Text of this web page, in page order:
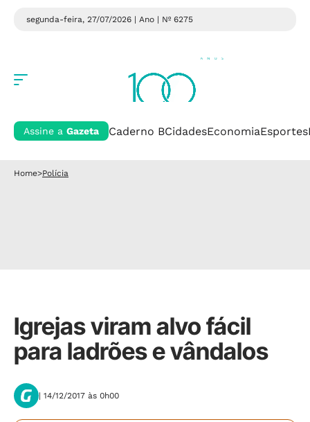
segunda-feira, 27/07/2026 | Ano | Nº 6275
Assine a Gazeta Caderno BCidadesEconomiaEsportes
Home>Polícia
Igrejas viram alvo fácil
para ladrões e vândalos
| 14/12/2017 às 0h00